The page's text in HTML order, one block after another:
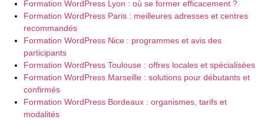
Formation WordPress Lyon : où se former efficacement ?
Formation WordPress Paris : meilleures adresses et centres
recommandés
Formation WordPress Nice : programmes et avis des
participants
Formation WordPress Toulouse : offres locales et spécialisées
Formation WordPress Marseille : solutions pour débutants et
confirmés
Formation WordPress Bordeaux : organismes, tarifs et
modalités